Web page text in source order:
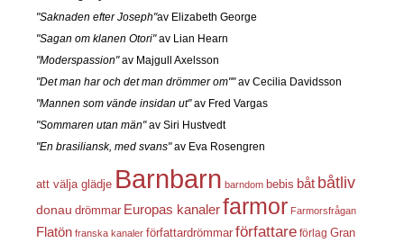
"Saknaden efter Joseph"av Elizabeth George
"Sagan om klanen Otori"av Lian Hearn
"Moderspassion"av Majgull Axelsson
"Det man har och det man drömmer om""av Cecilia Davidsson
"Mannen som vände insidan ut"av Fred Vargas
"Sommaren utan män"av Siri Hustvedt
"En brasiliansk, med svans"av Eva Rosengren
att välja glädje Barnbarn barndom bebis båt båtliv
donau drömmar Europas kanalerfarmor Farmorsfrågan
Flatön franska kanaler författardrömmar författare förlag Gran